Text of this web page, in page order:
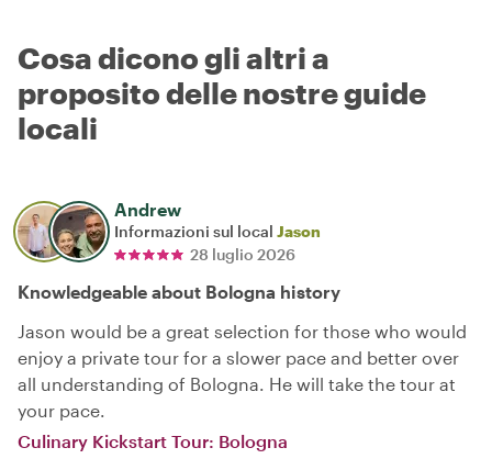
Cosa dicono gli altri a
proposito delle nostre guide
locali
Andrew
Informazioni sul local Jason
28 luglio 2026
Knowledgeable about Bologna history
Jason would be a great selection for those who would
enjoy a private tour for a slower pace and better over
all understanding of Bologna. He will take the tour at
your pace.
Culinary Kickstart Tour: Bologna